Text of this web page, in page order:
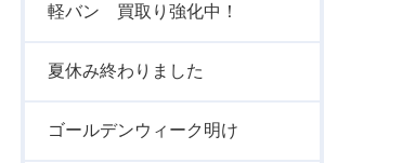
軽バン 買取り強化中！
夏休み終わりました
ゴールデンウィーク明け